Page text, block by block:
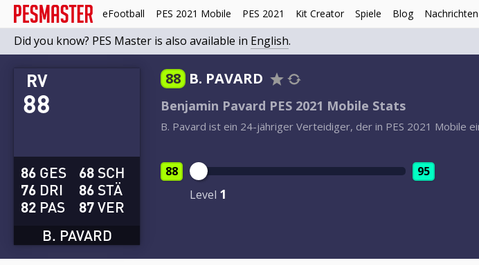
eFootball PES 2021 Mobile PES 2021 Kit Creator Spiele Blog Nachrichten
Did you know? PES Master is also available in English.
88
RV
B. PAVARD
86 GES
76 DRI
82 PAS
68 SCH
86 STÄ
87VER
88 B. PAVARD
Benjamin Pavard PES 2021 Mobile Stats
B. Pavard ist ein 24-jähriger Verteidiger, der in PES 2021 Mobile
88
Level 1
95